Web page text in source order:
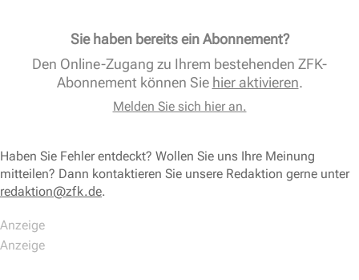
Sie haben bereits ein Abonnement?
Den Online-Zugang zu Ihrem bestehenden ZFK-
Abonnement können Sie hier aktivieren.
Melden Sie sich hier an.
Haben Sie Fehler entdeckt? Wollen Sie uns Ihre Meinung
mitteilen? Dann kontaktieren Sie unsere Redaktion gerne unter
redaktion@zfk.de.